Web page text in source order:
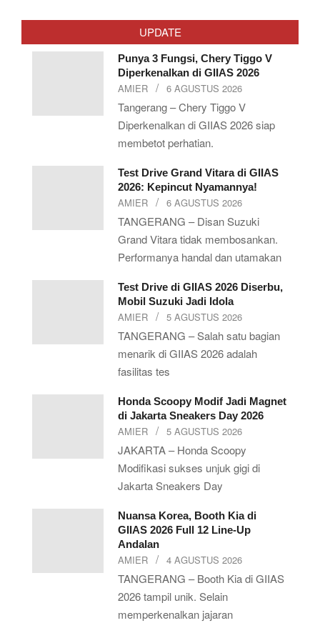
10-
UPDATE
Punya 3 Fungsi, Chery Tiggo V
Diperkenalkan di GIIAS 2026
AMIER 6 AGUSTUS 2026
Tangerang – Chery Tiggo V
Diperkenalkan di GIIAS 2026 siap
membetot perhatian.
Test Drive Grand Vitara di GIIAS
2026: Kepincut Nyamannya!
AMIER 6 AGUSTUS 2026
TANGERANG – Disan Suzuki
Grand Vitara tidak membosankan.
Performanya handal dan utamakan
Test Drive di GIIAS 2026 Diserbu,
Mobil Suzuki Jadi Idola
AMIER 5 AGUSTUS 2026
TANGERANG – Salah satu bagian
menarik di GIIAS 2026 adalah
fasilitas tes
Honda Scoopy Modif Jadi Magnet
di Jakarta Sneakers Day 2026
AMIER 5 AGUSTUS 2026
JAKARTA – Honda Scoopy
Modifikasi sukses unjuk gigi di
Jakarta Sneakers Day
Nuansa Korea, Booth Kia di
GIIAS 2026 Full 12 Line-Up
Andalan
AMIER 4 AGUSTUS 2026
TANGERANG – Booth Kia di GIIAS
2026 tampil unik. Selain
memperkenalkan jajaran